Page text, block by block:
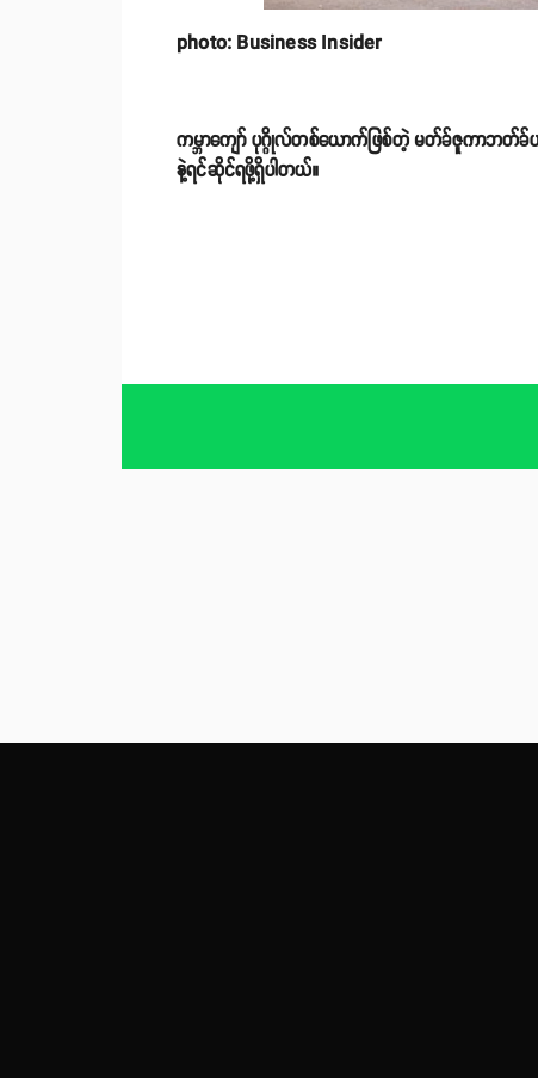
photo: Business Insider
ကမ္ဘာကျော် ပုဂ္ဂိုလ်တစ်ယောက်ဖြစ်တဲ့ မတ်ခ်ဇူကာဘတ်ခ်
နဲ့ရင်ဆိုင်ရဖို့ရှိပါတယ်။